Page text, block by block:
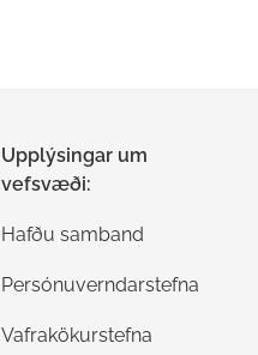
Upplýsingar um
vefsvæði:
Hafðu samband
Persónuverndarstefna
Vafrakökurstefna